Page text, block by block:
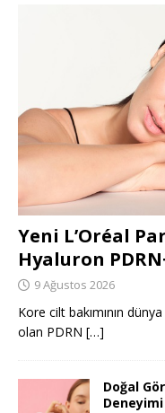
Yeni L’Oréal
Hyaluron
9 Ağustos 2026
Kore cilt bakımının
olan PDRN […]
Doğal
Deneyimi